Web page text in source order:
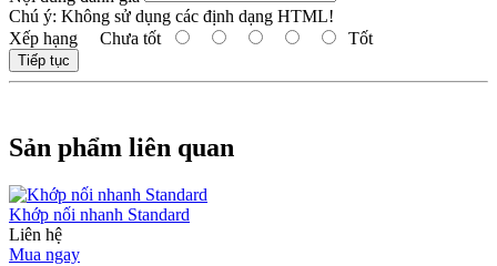
Chú ý: Không sử dụng các định dạng HTML!
Xếp hạng Chưa tốt Tốt
Tiếp tục
Sản phẩm liên quan
Khớp nối nhanh Standard
Liên hệ
Mua ngay